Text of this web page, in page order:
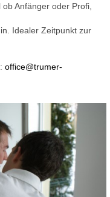
Anfänger oder Profi,
Idealer Zeitpunkt zur
office@trumer-